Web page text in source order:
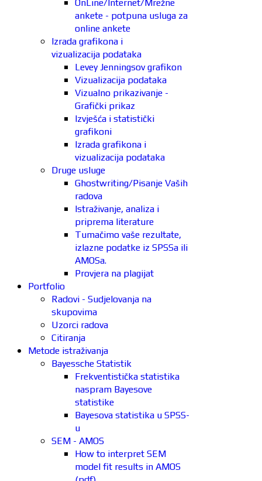
OnLine/Internet/Mrežne
ankete - potpuna usluga za
online ankete
Izrada grafikona i
vizualizacija podataka
Levey Jenningsov grafikon
Vizualizacija podataka
Vizualno prikazivanje -
Grafički prikaz
Izvješća i statistički
grafikoni
Izrada grafikona i
vizualizacija podataka
Druge usluge
Ghostwriting/Pisanje Vaših
radova
Istraživanje, analiza i
priprema literature
Tumačimo vaše rezultate,
izlazne podatke iz SPSSa ili
AMOSa.
Provjera na plagijat
Portfolio
Radovi - Sudjelovanja na
skupovima
Uzorci radova
Citiranja
Metode istraživanja
Bayessche Statistik
Frekventistička statistika
naspram Bayesove
statistike
Bayesova statistika u SPSS-
u
SEM - AMOS
How to interpret SEM
model fit results in AMOS